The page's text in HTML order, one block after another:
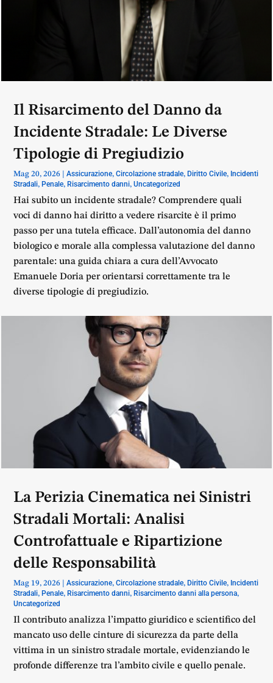
Il Risarcimento del Danno da
Incidente Stradale: Le Diverse
Tipologie di Pregiudizio
Mag 20, 2026 |Assicurazione,Circolazione stradale, Diritto Civile, Incidenti
Stradali, Penale, Risarcimento danni,Uncategorized
Hai subito un incidente stradale? Comprendere quali
voci di danno hai diritto a vedere risarcite è il primo
passo per una tutela efficace. Dall’autonomia del danno
biologico e morale alla complessa valutazione del danno
parentale: una guida chiara a cura dell’Avvocato
Emanuele Doria per orientarsi correttamente tra le
diverse tipologie di pregiudizio.
La Perizia Cinematica nei Sinistri
Stradali Mortali: Analisi
Controfattuale e Ripartizione
delle Responsabilità
Mag 19, 2026 |Assicurazione,Circolazione stradale, Diritto Civile, Incidenti
Stradali, Penale, Risarcimento danni, Risarcimento danni alla persona,
Uncategorized
Il contributo analizza l’impatto giuridico e scientifico del
mancato uso delle cinture di sicurezza da parte della
vittima in un sinistro stradale mortale, evidenziando le
profonde differenze tra l’ambito civile e quello penale.